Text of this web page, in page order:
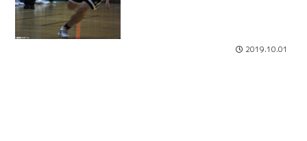
2019.10.01